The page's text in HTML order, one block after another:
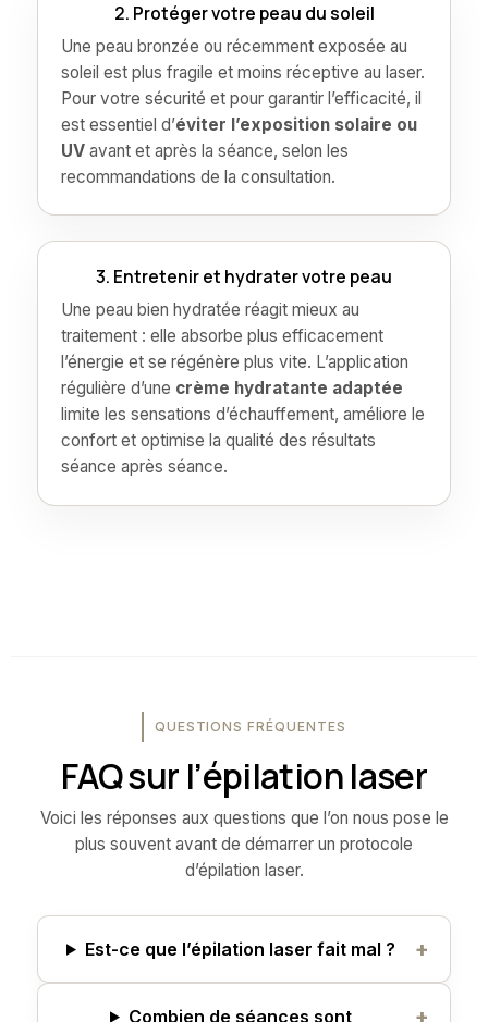
2. Protéger votre peau du soleil
Une peau bronzée ou récemment exposée au
soleil est plus fragile et moins réceptive au laser.
Pour votre sécurité et pour garantir l’efficacité, il
est essentiel d’éviter l’exposition solaire ou
UVavant et après la séance, selon les
recommandations de la consultation.
3. Entretenir et hydrater votre peau
Une peau bien hydratée réagit mieux au
traitement : elle absorbe plus efficacement
l’énergie et se régénère plus vite. L’application
régulière d’une crème hydratante adaptée
limite les sensations d’échauffement, améliore le
confort et optimise la qualité des résultats
séance après séance.
QUESTIONS FRÉQUENTES
FAQ sur l’épilation laser
Voici les réponses aux questions que l’on nous pose le
plus souvent avant de démarrer un protocole
d’épilation laser.
Est-ce que l’épilation laser fait mal ?
Combien de séances sont